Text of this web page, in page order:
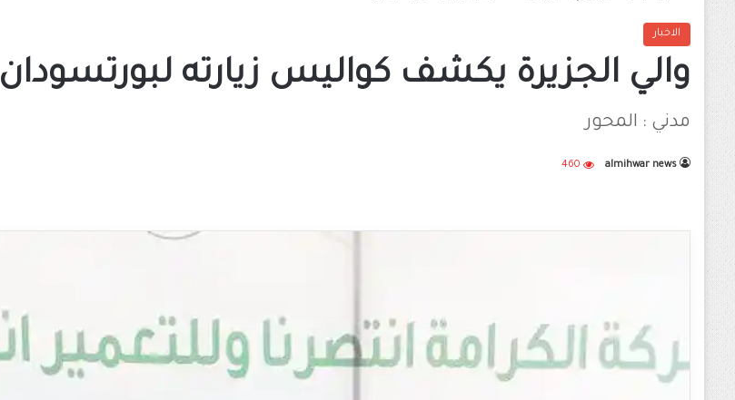
الاخبار
والي الجزيرة يكشف كواليس زيارته لبورتسودان
مدني : المحور
almihwar news
460